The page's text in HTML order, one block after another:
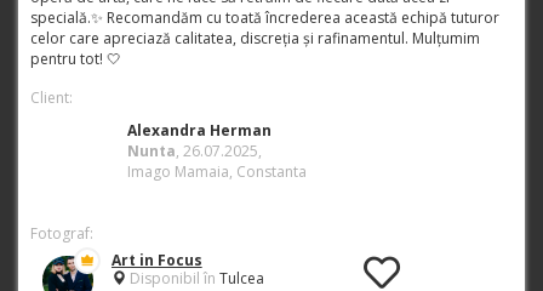
specială.✨ Recomandăm cu toată încrederea această echipă tuturor
celor care apreciază calitatea, discreția și rafinamentul. Mulțumim
pentru tot! 🤍
Client:
Alexandra Herman
Nunta, 26.07.2025,
Imago Mamaia, Constanta
Fotograf:
Art in Focus
Disponibil în Tulcea